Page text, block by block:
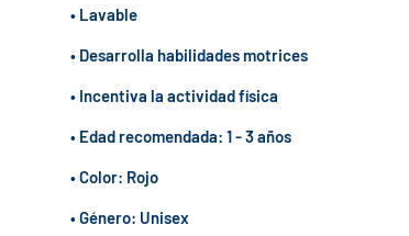
• Lavable
• Desarrolla habilidades motrices
• Incentiva la actividad física
• Edad recomendada: 1 - 3 años
• Color: Rojo
• Género: Unisex